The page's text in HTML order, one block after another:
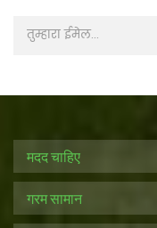
मदद चाहिए
गरम सामान